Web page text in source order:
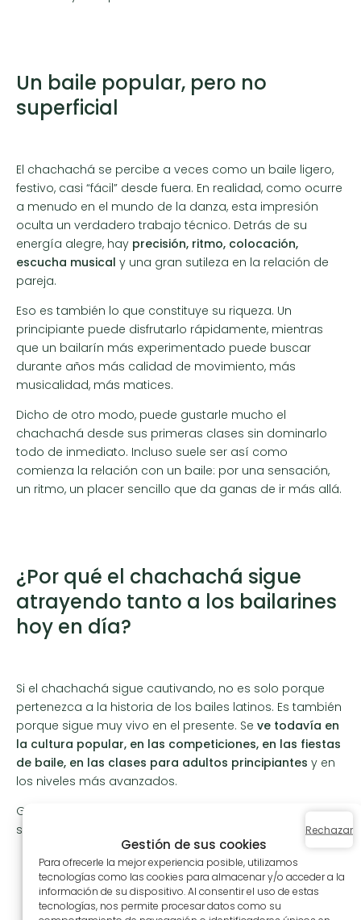
Gestión de sus cookies
Para ofrecerle la mejor experiencia posible, utilizamos
tecnologías como las cookies para almacenar y/o acceder a la
información de su dispositivo. Al consentir el uso de estas
tecnologías, nos permite procesar datos como su
Rechazar
Un baile popular, pero no
superficial
El chachachá se percibe a veces como un baile ligero,
festivo, casi “fácil” desde fuera. En realidad, como ocurre
a menudo en el mundo de la danza, esta impresión
oculta un verdadero trabajo técnico. Detrás de su
energía alegre, hay precisión, ritmo, colocación,
escucha musical y una gran sutileza en la relación de
pareja.
Eso es también lo que constituye su riqueza. Un
principiante puede disfrutarlo rápidamente, mientras
que un bailarín más experimentado puede buscar
durante años más calidad de movimiento, más
musicalidad, más matices.
Dicho de otro modo, puede gustarle mucho el
chachachá desde sus primeras clases sin dominarlo
todo de inmediato. Incluso suele ser así como
comienza la relación con un baile: por una sensación,
un ritmo, un placer sencillo que da ganas de ir más allá.
¿Por qué el chachachá sigue
atrayendo tanto a los bailarines
hoy en día?
Si el chachachá sigue cautivando, no es solo porque
pertenezca a la historia de los bailes latinos. Es también
porque sigue muy vivo en el presente. Se ve todavía en
la cultura popular, en las competiciones, en las fiestas
de baile, en las clases para adultos principiantes y en
los niveles más avanzados.
Gusta porque reúne varios elementos que los bailarines
suelen buscar:
unamúsica pegadiza;
unaverdadera identidad cultural;
un estilo a la vezelegante y pícaro
un baile que puede sersocial, técnico y expresivo